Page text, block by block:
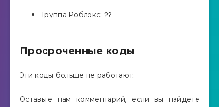
Группа Роблокс: ??
Просроченные коды
Эти коды больше не работают:
Оставьте нам комментарий, если вы найдете